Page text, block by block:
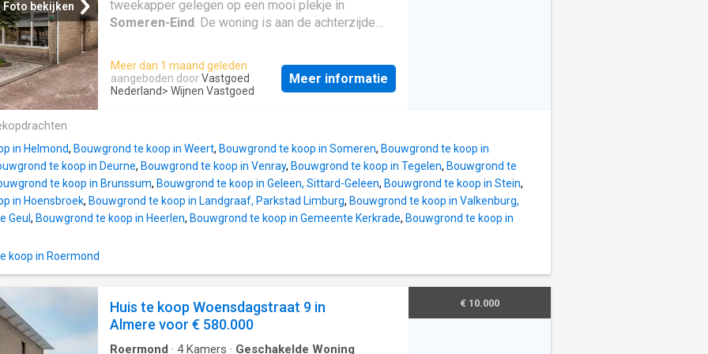
Er dient altijd vooroverleg met de gemeente plaats
te vinden over de eindbestemming van de begane
m3 en de woonoppervlakte ca. 120 m2, overige
inpandige ruimte ca. 205 m2. Indeling Souterrain:
twee ruimtes 2.83 x 3.46 en 3.45 x 2.03. Begane
Foto bekijken
tweekapper gelegen op een mooi plekje in
Someren-Eind . De woning is aan de achterzijde
heel veel vrijheid en privacy. Een moderne woning
met veel lichtinval en maar liefst 4 slaapkamers en
een recentelijk vernieuwde badkamer. BEGANE
toilet en fonteintje en trapopgang naar de 1e
verdieping. L-vormige woonkamer met een groot
zitgedeelte. Dankzij de enorm grote raampartijen
komt er veel licht het huis in. De woonkamer is
afgewerkt met een eiken parket vloer,
voorzien van een gas op glas kookplaat, afzuigkap,
koelkast, vaatwasser en combimagnetron en
Meer dan 1 maand geleden
aangeboden doorVastgoed
Nederland> Wijnen Vastgoed
Meer informatie
in Helmond, Bouwgrond te koop in Weert, Bouwgrond te koop in Someren, Bouwgrond te koop in
te koop in Deurne, Bouwgrond te koop in Venray, Bouwgrond te koop in Tegelen, Bouwgrond te
te koop in Brunssum, Bouwgrond te koop in Geleen, Sittard-Geleen, Bouwgrond te koop in Stein,
in Hoensbroek, Bouwgrond te koop in Landgraaf, Parkstad Limburg, Bouwgrond te koop in Valkenburg,
Geul , Bouwgrond te koop in Heerlen, Bouwgrond te koop in Gemeente Kerkrade, Bouwgrond te koop in
koop in Roermond
Huis te koop Woensdagstraat 9 in
Almere voor € 580.000
Roermond · 4Kamers · Geschakelde Woning
€ 10.000